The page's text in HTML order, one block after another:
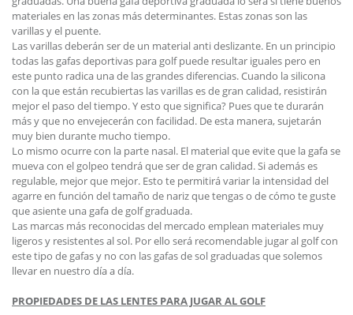
materiales en las zonas más determinantes. Estas zonas son las
varillas y el puente.
Las varillas deberán ser de un material anti deslizante. En un principio
todas las gafas deportivas para golf puede resultar iguales pero en
este punto radica una de las grandes diferencias. Cuando la silicona
con la que están recubiertas las varillas es de gran calidad, resistirán
mejor el paso del tiempo. Y esto que significa? Pues que te durarán
más y que no envejecerán con facilidad. De esta manera, sujetarán
muy bien durante mucho tiempo.
Lo mismo ocurre con la parte nasal. El material que evite que la gafa se
mueva con el golpeo tendrá que ser de gran calidad. Si además es
regulable, mejor que mejor. Esto te permitirá variar la intensidad del
agarre en función del tamaño de nariz que tengas o de cómo te guste
que asiente una gafa de golf graduada.
Las marcas más reconocidas del mercado emplean materiales muy
ligeros y resistentes al sol. Por ello será recomendable jugar al golf con
este tipo de gafas y no con las gafas de sol graduadas que solemos
llevar en nuestro día a día.
PROPIEDADES DE LAS LENTES PARA JUGAR AL GOLF